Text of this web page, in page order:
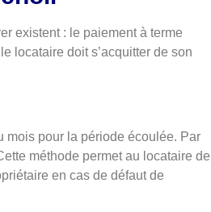
existent : le paiement à terme
locataire doit s’acquitter de son
mois pour la période écoulée. Par
méthode permet au locataire de
en cas de défaut de